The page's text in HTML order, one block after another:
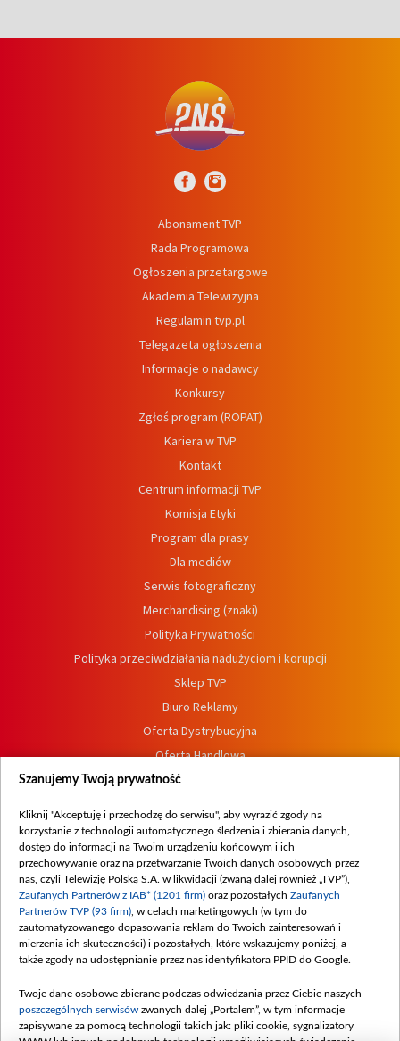
Abonament TVP
Rada Programowa
Ogłoszenia przetargowe
Akademia Telewizyjna
Regulamin tvp.pl
Telegazeta ogłoszenia
Informacje o nadawcy
Konkursy
Zgłoś program (ROPAT)
Kariera w TVP
Kontakt
Centrum informacji TVP
Komisja Etyki
Program dla prasy
Dla mediów
Serwis fotograficzny
Merchandising (znaki)
Polityka Prywatności
Polityka przeciwdziałania nadużyciom i korupcji
Sklep TVP
Biuro Reklamy
Oferta Dystrybucyjna
Oferta Handlowa
Dostępność
Procedura zgłoszeń wewnętrznych
Szanujemy Twoją prywatność
Kliknij "Akceptuję i przechodzę do serwisu", aby wyrazić zgody na
korzystanie z technologii automatycznego śledzenia i zbierania danych,
dostęp do informacji na Twoim urządzeniu końcowym i ich
przechowywanie oraz na przetwarzanie Twoich danych osobowych przez
nas, czyli Telewizję Polską S.A. w likwidacji (zwaną dalej również „TVP”),
Zaufanych Partnerów z IAB* (1201 firm) oraz pozostałych Zaufanych
Partnerów TVP (93 firm) , w celach marketingowych (w tym do
zautomatyzowanego dopasowania reklam do Twoich zainteresowań i
mierzenia ich skuteczności) i pozostałych, które wskazujemy poniżej, a
także zgody na udostępnianie przez nas identyfikatora PPID do Google.
Twoje dane osobowe zbierane podczas odwiedzania przez Ciebie naszych
poszczególnych serwisów zwanych dalej „Portalem”, w tym informacje
zapisywane za pomocą technologii takich jak: pliki cookie, sygnalizatory